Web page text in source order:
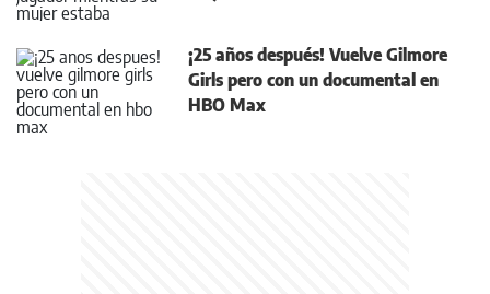
¡25 años después! Vuelve Gilmore
Girls pero con un documental en
HBO Max